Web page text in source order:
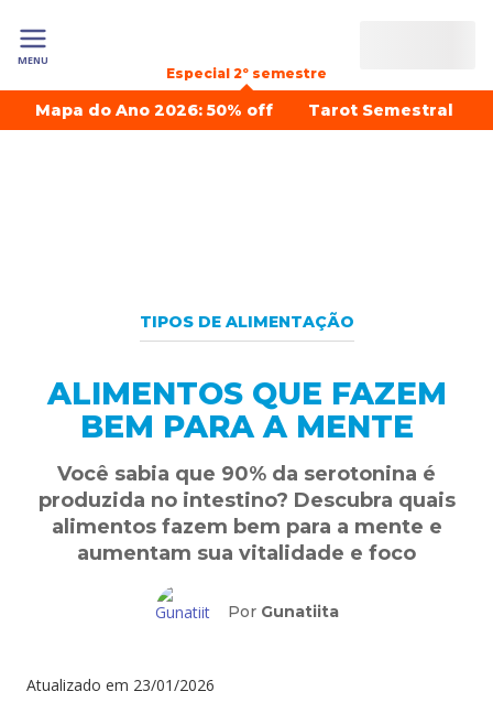
MENU
Especial 2º semestre
Mapa do Ano 2026: 50% off Tarot Semestral
TIPOS DE ALIMENTAÇÃO
ALIMENTOS QUE FAZEM
BEM PARA A MENTE
Você sabia que 90% da serotonina é
produzida no intestino? Descubra quais
alimentos fazem bem para a mente e
aumentam sua vitalidade e foco
Por Gunatiita
Atualizado em 23/01/2026